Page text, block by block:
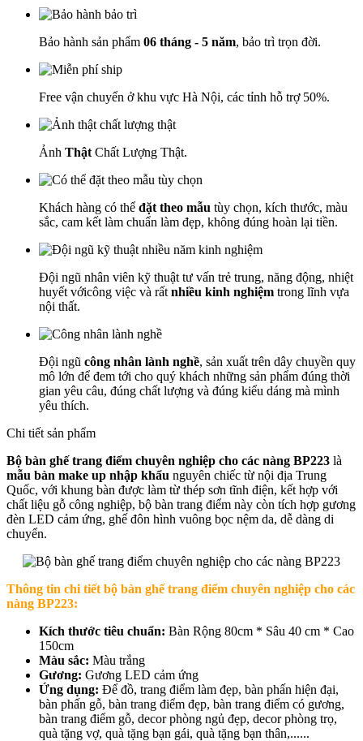
Bảo hành sản phẩm 06 tháng - 5 năm, bảo trì trọn đời.
Free vận chuyển ở khu vực Hà Nội, các tỉnh hỗ trợ 50%.
Ảnh Thật Chất Lượng Thật.
Khách hàng có thể đặt theo mẫu tùy chọn, kích thước, màu
sắc, cam kết làm chuẩn làm đẹp, không đúng hoàn lại tiền.
Đội ngũ nhân viên kỹ thuật tư vấn trẻ trung, năng động, nhiệt
huyết vớicông việc và rất nhiều kinh nghiệm trong lĩnh vựa
nội thất.
Đội ngũ công nhân lành nghề, sản xuất trên dây chuyền quy
mô lớn để đem tới cho quý khách những sản phẩm đúng thời
gian yêu câu, đúng chất lượng và đúng kiểu dáng mà mình
yêu thích.
Chi tiết sản phẩm
Bộ bàn ghế trang điểm chuyên nghiệp cho các nàng BP223 là
mẫu bàn make up nhập khẩu nguyên chiếc từ nội địa Trung
Quốc, với khung bàn được làm từ thép sơn tĩnh điện, kết hợp với
chất liệu gỗ công nghiệp, bộ bàn trang điểm này còn tích hợp gương
đèn LED cảm ứng, ghế đôn hình vuông bọc nệm da, dễ dàng di
chuyển.
Thông tin chi tiết bộ bàn ghế trang điểm chuyên nghiệp cho các
nàng BP223:
Kích thước tiêu chuẩn: Bàn Rộng 80cm * Sâu 40 cm * Cao
150cm
Màu sắc: Màu trắng
Gương: Gương LED cảm ứng
Ứng dụng: Để đồ, trang điểm làm đẹp, bàn phấn hiện đại,
bàn phấn gỗ, bàn trang điểm đẹp, bàn trang điểm có gương,
bàn trang điểm gỗ, decor phòng ngủ đẹp, decor phòng trọ,
quà tặng vợ, quà tặng bạn gái, quà tặng bạn thân,......